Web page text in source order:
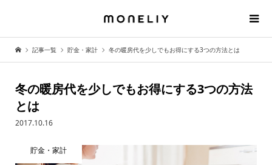
記事一覧 貯金・家計 冬の暖房代を少しでもお得にする3つの方法とは
冬の暖房代を少しでもお得にする3つの方法
とは
2017.10.16
貯金・家計